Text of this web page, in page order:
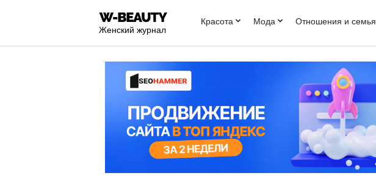
Женский журнал
Красота Мода Отношения и семья